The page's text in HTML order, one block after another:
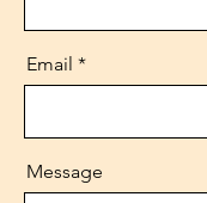
Email
Message